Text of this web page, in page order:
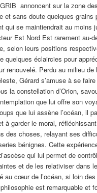
annoncent sur la zone
et sans doute quelques grains
qui se maintiendrait au moins
Est Nord Est rarement au-
selon leurs positions
quelques éclaircies pour
renouvelé. Perdu au milieu de
Gérard s’amuse à se
la constellation d’Orion,
que lui offre son
que lui assène l’océan, il
à garder le moral,
des choses, relayant ses
bénignes. Cette
qui lui permet de
et de les relativiser dans
au cœur de l’océan, si loin
est remarquable et